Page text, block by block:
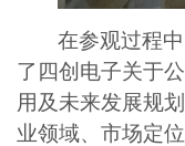
在参观过程
了四创电子关于
用及未来发展规
业领域、市场定